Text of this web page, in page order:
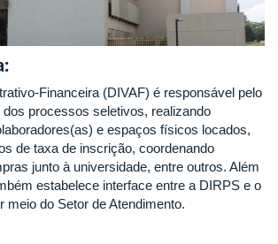
Financeira (DIVAF) é responsável pelo
processos seletivos, realizando
e espaços físicos locados,
de taxa de inscrição, coordenando
junto à universidade, entre outros. Além
estabelece interface entre a DIRPS e o
meio do Setor de Atendimento.